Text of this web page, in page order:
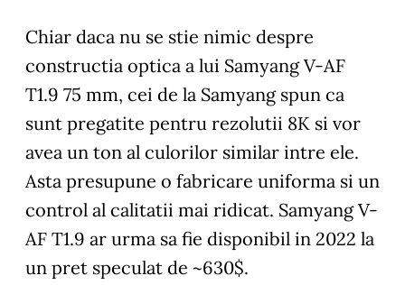
Chiar daca nu se stie nimic despre
constructia optica a lui Samyang V-AF
T1.9 75 mm, cei de la Samyang spun ca
sunt pregatite pentru rezolutii 8K si vor
avea un ton al culorilor similar intre ele.
Asta presupune o fabricare uniforma si un
control al calitatii mai ridicat. Samyang V-
AF T1.9 ar urma sa fie disponibil in 2022 la
un pret speculat de ~630$.